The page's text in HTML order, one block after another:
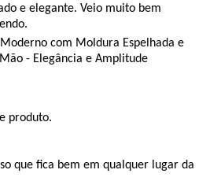
e elegante. Veio muito bem
Moderno com Moldura Espelhada e
- Elegância e Amplitude
produto.
que fica bem em qualquer lugar da